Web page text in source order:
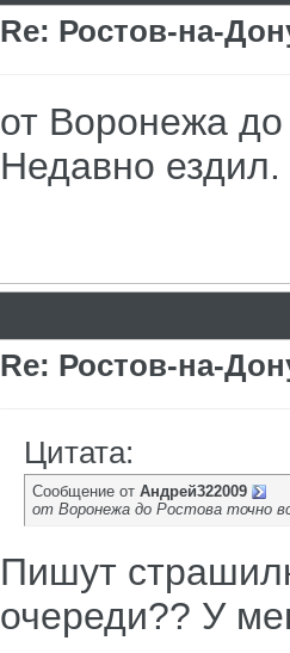
Re: Ростов-на-
от Воронежа
Недавно ездил.
Re: Ростов-на-
Цитата:
Сообщение от Андрей322009
от Воронежа до Ростова точно
Пишут
очереди?? У